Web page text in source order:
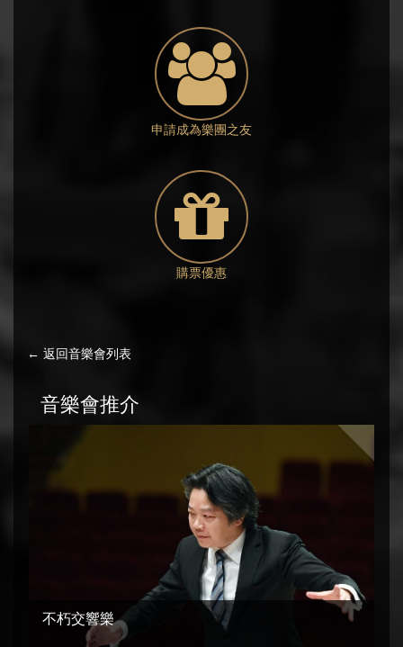
申請成為樂團之友
購票優惠
← 返回音樂會列表
音樂會推介
不朽交響樂